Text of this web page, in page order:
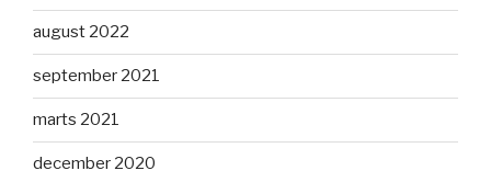
august 2022
september 2021
marts 2021
december 2020